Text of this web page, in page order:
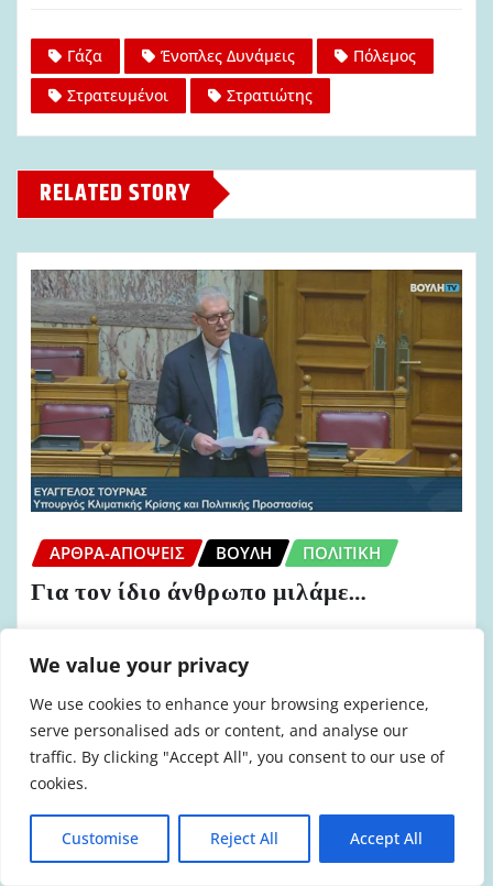
We value your privacy
We use cookies to enhance your browsing experience,
serve personalised ads or content, and analyse our
traffic. By clicking "Accept All", you consent to our use of
cookies.
Customise Reject All Accept All
Γάζα Ένοπλες Δυνάμεις
Πόλεμος
Στρατευμένοι
Στρατιώτης
RELATED STORY
ΆΡΘΡΑ-ΑΠΌΨΕΙΣ ΒΟΥΛΉ ΠΟΛΙΤΙΚΉ
Για τον ίδιο άνθρωπο μιλάμε…